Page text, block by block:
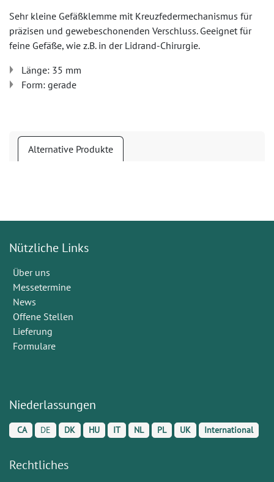
Sehr kleine Gefäßklemme mit Kreuzfedermechanismus für
präzisen und gewebeschonenden Verschluss. Geeignet für
feine Gefäße, wie z.B. in der Lidrand-Chirurgie.
Länge: 35 mm
Form: gerade
Alternative Produkte
Nützliche Links
Über uns
Messetermine
News
Offene Stellen
Lieferung
Formulare
Niederlassungen
CA DE DK HU IT NL PL UK International
Rechtliches